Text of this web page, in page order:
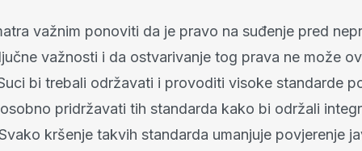
važnim ponoviti da je pravo na suđenje pred
važnosti i da ostvarivanje tog prava ne može
bi trebali održavati i provoditi visoke standarde
pridržavati tih standarda kako bi održali
kršenje takvih standarda umanjuje povjerenje